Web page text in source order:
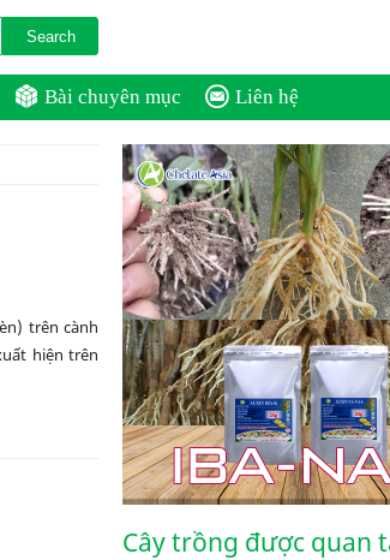
Bài chuyên mục Liên hệ
trên cành
hiện trên
Cây trồng được quan